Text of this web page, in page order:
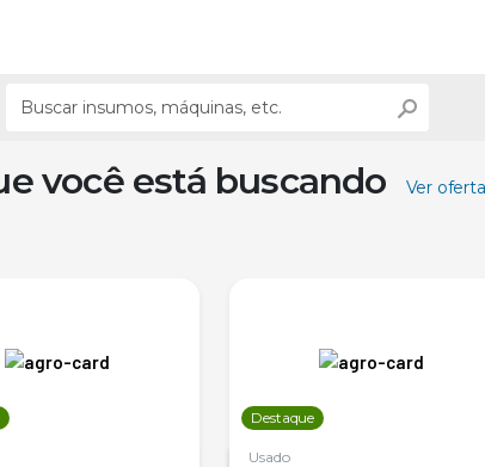
você está buscando Ver
Destaque
Usado